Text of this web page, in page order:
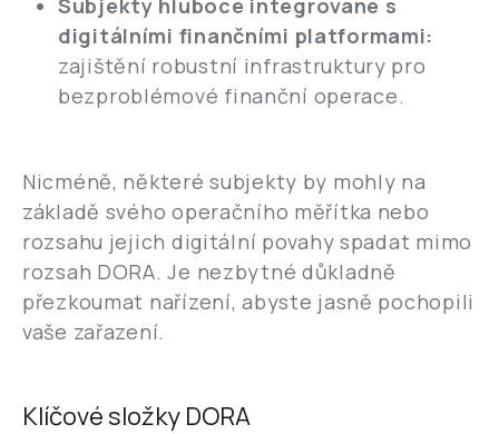
Subjekty hluboce integrované s
digitálními finančními platformami:
zajištění robustní infrastruktury pro
bezproblémové finanční operace.
Nicméně, některé subjekty by mohly na
základě svého operačního měřítka nebo
rozsahu jejich digitální povahy spadat mimo
rozsah DORA. Je nezbytné důkladně
přezkoumat nařízení, abyste jasně pochopili
vaše zařazení.
Klíčové složky DORA